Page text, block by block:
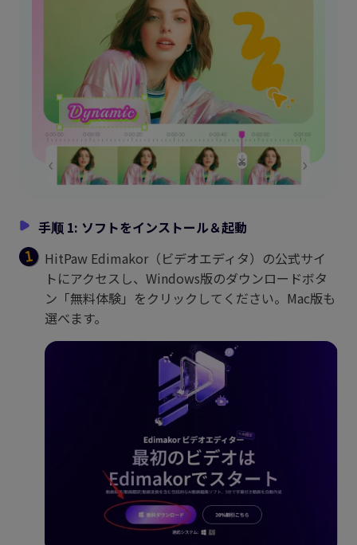
手顺 1: ソフトをインストール＆起動
HitPaw Edimakor（ビデオエディタ）の公式サイ
トにアクセスし、Windows版のダウンロードボタ
ン「無料体験」をクリックしてください。Mac版も
選べます。